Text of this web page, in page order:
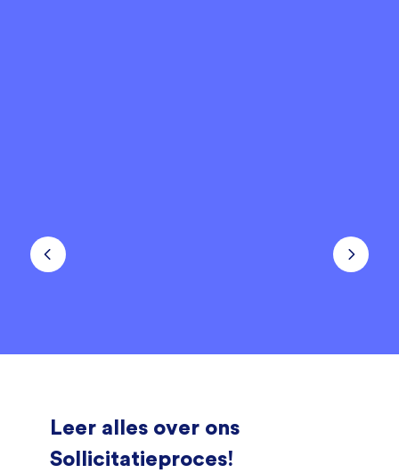
Leer alles over ons
Sollicitatieproces!